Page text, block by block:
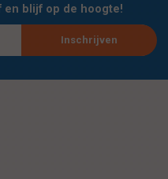
en blijf op de hoogte!
Inschrijven